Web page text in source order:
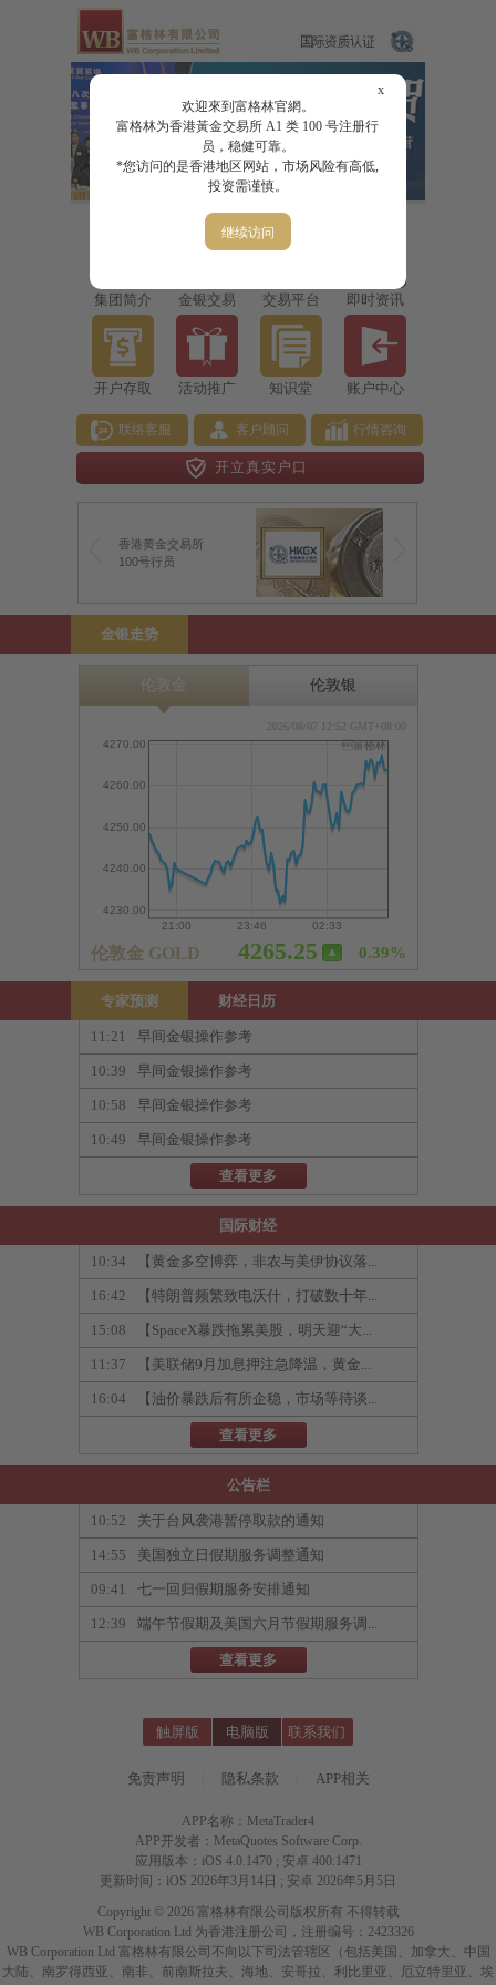
x
欢迎來到富格林官網。
富格林为香港黃金交易所 A1 类 100 号注册行
员，稳健可靠。
*您访问的是香港地区网站，市场风险有高低,
投资需谨慎。
继续访问
集团简介 金银交易 交易平台 即时资讯
开户存取 活动推广 知识堂 账户中心
联络客服 客户顾问 行情咨询
开立真实户口
香港黄金交易所
100号行员
金银走势
专家预测 财经日历
11:21 早间金银操作参考
10:39 早间金银操作参考
10:58 早间金银操作参考
10:49 早间金银操作参考
查看更多
国际财经
10:34 【黄金多空博弈，非农与美伊协议落...
16:42 【特朗普频繁致电沃什，打破数十年...
15:08 【SpaceX暴跌拖累美股，明天迎“大...
11:37 【美联储9月加息押注急降温，黄金...
16:04 【油价暴跌后有所企稳，市场等待谈...
查看更多
公告栏
10:52 关于台风袭港暂停取款的通知
14:55 美国独立日假期服务调整通知
09:41 七一回归假期服务安排通知
12:39 端午节假期及美国六月节假期服务调...
查看更多
触屏版 电脑版 联系我们
免责声明 隐私条款 APP相关
APP名称：MetaTrader4
APP开发者：MetaQuotes Software Corp.
应用版本：iOS 4.0.1470 ; 安卓 400.1471
更新时间：iOS 2026年3月14日 ; 安卓 2026年5月5日
Copyright © 2026 富格林有限公司版权所有 不得转载
WB Corporation Ltd 为香港注册公司，注册编号：2423326
WB Corporation Ltd 富格林有限公司不向以下司法管辖区（包括美国、加拿大、中国
大陆、南罗得西亚、南非、前南斯拉夫、海地、安哥拉、利比里亚、厄立特里亚、埃